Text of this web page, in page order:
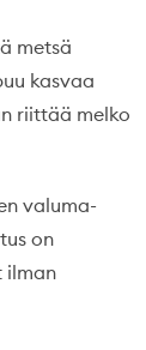
metsä
kasvaa
riittää melko
valuma-
on
ilman